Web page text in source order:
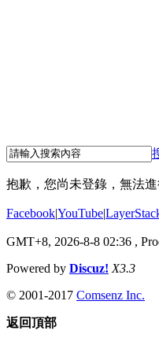
抱歉，您尚未登錄，無法
Facebook|YouTube|
GMT+8, 2026-8-8 02:36 ,
Powered by Discuz! X3.3
© 2001-2017 Comsenz Inc.
返回頂部